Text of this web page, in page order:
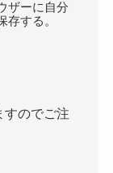
ザーに自分
する。
すのでご注